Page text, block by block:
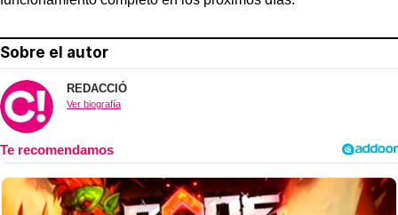
Sobre el autor
REDACCIÓ
Ver biografía